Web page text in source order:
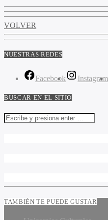
VOLVER
NUESTRAS REDES
Facebook Instagram
BUSCAR EN EL SITIO
TAMBIÉN TE PUEDE GUSTAR